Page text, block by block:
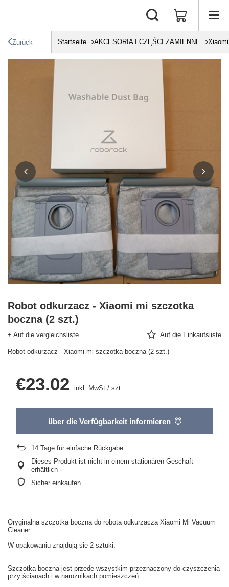
Zurück Startseite AKCESORIA I CZĘŚCI ZAMIENNE Xiaomi
Robot odkurzacz - Xiaomi mi szczotka
boczna (2 szt.)
+ Auf die vergleichsliste Auf die Einkaufsliste
Robot odkurzacz - Xiaomi mi szczotka boczna (2 szt.)
€23.02 inkl. MwSt / szt.
über die Verfügbarkeit informieren
14 Tage für einfache Rückgabe
Dieses Produkt ist nicht in einem stationären Geschäft
erhältlich
Sicher einkaufen
Oryginalna szczotka boczna do robota odkurzacza Xiaomi Mi Vacuum
Cleaner.
W opakowaniu znajdują się 2 sztuki.
Szczotka boczna jest przede wszystkim przeznaczony do czyszczenia
przy ścianach i w narożnikach pomieszczeń.